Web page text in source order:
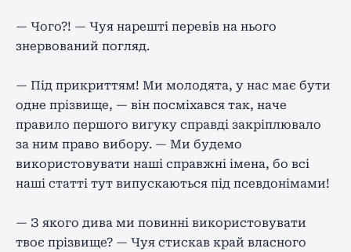
— Чого?! — Чуя нарешті перевів на нього
знервований погляд.
— Під прикриттям! Ми молодята, у нас має бути
одне прізвище, — він посміхався так, наче
правило першого вигуку справді закріплювало
за ним право вибору. — Ми будемо
використовувати наші справжні імена, бо всі
наші статті тут випускаються під псевдонімами!
— З якого дива ми повинні використовувати
твоє прізвище? — Чуя стискав край власного